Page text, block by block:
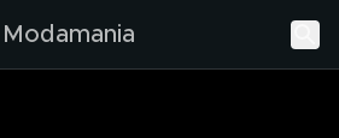
Modamania